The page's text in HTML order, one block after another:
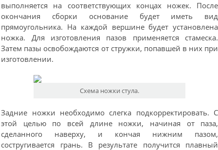
выполняется на соответствующих концах ножек. После
окончания сборки основание будет иметь вид
прямоугольника. На каждой вершине будет установлена
ножка. Для изготовления пазов применяется стамеска.
Затем пазы освобождаются от стружки, попавшей в них при
изготовлении.
Схема ножки стула.
Задние ножки необходимо слегка подкорректировать. С
этой целью по всей длине ножки, начиная от паза,
сделанного наверху, и кончая нижним пазом,
состругивается грань. В результате получится плавный